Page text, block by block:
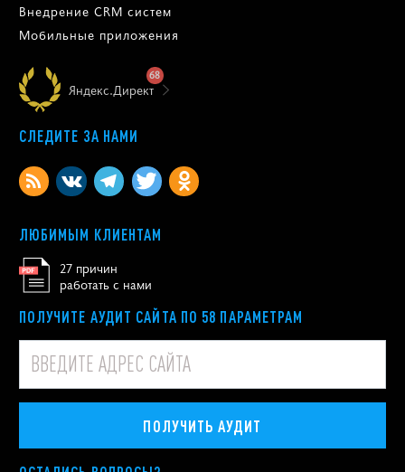
Внедрение CRM систем
Мобильные приложения
Яндекс.Директ
68
СЛЕДИТЕ ЗА НАМИ
ЛЮБИМЫМ КЛИЕНТАМ
27 причин
работать с нами
ПОЛУЧИТЕ АУДИТ САЙТА ПО 58 ПАРАМЕТРАМ
ПОЛУЧИТЬ АУДИТ